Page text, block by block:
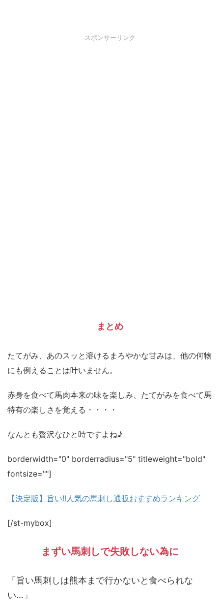
スポンサーリンク
まとめ
たてがみ、あのスッと溶けるまろやかな甘みは、他の何物
にも例えることは叶いません。
赤身を食べて馬肉本来の味を楽しみ、たてがみを食べて馬
特有の楽しさを覚える・・・・
なんとも贅沢なひと時ですよね♪
borderwidth="0" borderradius="5" titleweight="bold"
fontsize=""]
【決定版】旨い!!人気の馬刺し通販おすすめランキング
[/st-mybox]
まずい馬刺しで失敗しない為に
「旨い馬刺しは熊本まで行かないと食べられな
い…」